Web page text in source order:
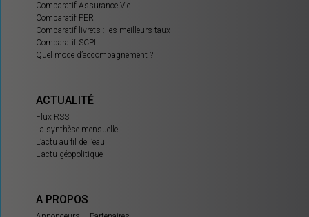
Comparatif Assurance Vie
Comparatif PER
Comparatif livrets : les meilleurs taux
Comparatif SCPI
Quel mode d’accompagnement ?
ACTUALITÉ
Flux RSS
La synthèse mensuelle
L’actu au fil de l’eau
L’actu géopolitique
A PROPOS